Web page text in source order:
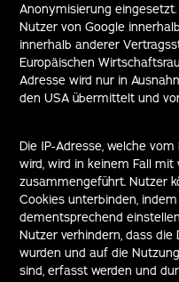
Anonymisierung
Nutzer von Google
innerhalb anderer
Europäischen
Adresse wird nur in
den USA übermittelt und
Die IP-Adresse, welche
wird, wird in keinem Fall
zusammengeführt. Nutzer
Cookies unterbinden,
dementsprechend
Nutzer verhindern, dass
wurden und auf die
sind, erfasst werden und